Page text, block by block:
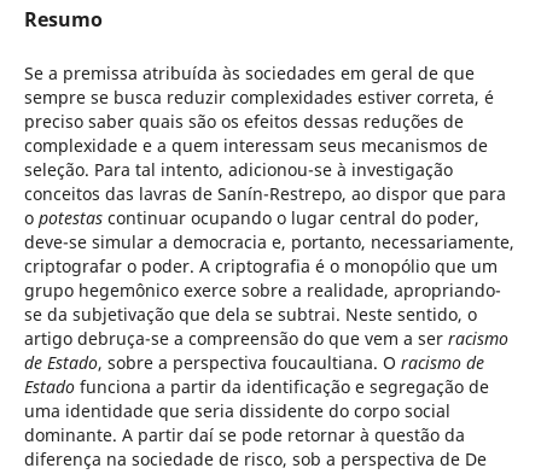
Resumo
Se a premissa atribuída às sociedades em geral de que
sempre se busca reduzir complexidades estiver correta, é
preciso saber quais são os efeitos dessas reduções de
complexidade e a quem interessam seus mecanismos de
seleção. Para tal intento, adicionou-se à investigação
conceitos das lavras de Sanín-Restrepo, ao dispor que para
o potestascontinuar ocupando o lugar central do poder,
deve-se simular a democracia e, portanto, necessariamente,
criptografar o poder. A criptografia é o monopólio que um
grupo hegemônico exerce sobre a realidade, apropriando-
se da subjetivação que dela se subtrai. Neste sentido, o
artigo debruça-se a compreensão do que vem a ser racismo
de Estado, sobre a perspectiva foucaultiana. O racismo de
Estadofunciona a partir da identificação e segregação de
uma identidade que seria dissidente do corpo social
dominante. A partir daí se pode retornar à questão da
diferença na sociedade de risco, sob a perspectiva de De